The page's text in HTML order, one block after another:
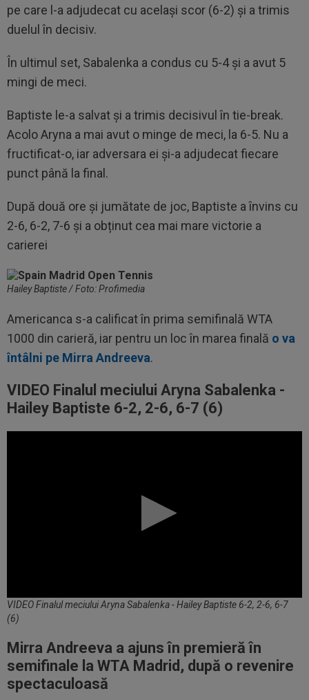
pe care l-a adjudecat cu același scor (6-2) și a trimis
duelul în decisiv.
În ultimul set, Sabalenka a condus cu 5-4 și a avut 5
mingi de meci.
Baptiste le-a salvat și a trimis decisivul în tie-break.
Acolo Aryna a mai avut o minge de meci, la 6-5. Nu a
fructificat-o, iar adversara ei și-a adjudecat fiecare
punct până la final.
După două ore și jumătate de joc, Baptiste a învins cu
2-6, 6-2, 7-6 și a obținut cea mai mare victorie a
carierei
Hailey Baptiste / Foto: Profimedia
Americanca s-a calificat în prima semifinală WTA
1000 din carieră, iar pentru un loc în marea finală o va
întâlni pe Mirra Andreeva.
VIDEO Finalul meciului Aryna Sabalenka -
Hailey Baptiste 6-2, 2-6, 6-7 (6)
VIDEO Finalul meciului Aryna Sabalenka - Hailey Baptiste 6-2, 2-6, 6-7
(6)
Mirra Andreeva a ajuns în premieră în
semifinale la WTA Madrid, după o revenire
spectaculoasă